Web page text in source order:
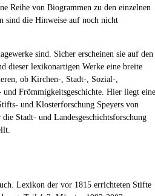
Reihe von Biogrammen zu den einzelnen
sind die Hinweise auf noch nicht
sind. Sicher erscheinen sie auf den
dieser lexikonartigen Werke eine breite
ob Kirchen-, Stadt-, Sozial-,
Frömmigkeitsgeschichte. Hier liegt eine
und Klosterforschung Speyers von
Stadt- und Landesgeschichtsforschung
Lexikon der vor 1815 errichteten Stifte